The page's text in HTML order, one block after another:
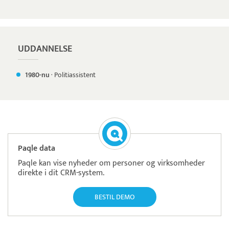
UDDANNELSE
1980-nu· Politiassistent
Paqle data
Paqle kan vise nyheder om personer og virksomheder
direkte i dit CRM-system.
BESTIL DEMO